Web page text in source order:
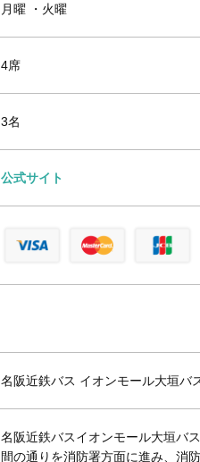
月曜 ・火曜
4席
3名
公式サイト
名阪近鉄バス イオンモール大垣バ
名阪近鉄バスイオンモール大垣バ
間の通りを消防署方面に進み、消